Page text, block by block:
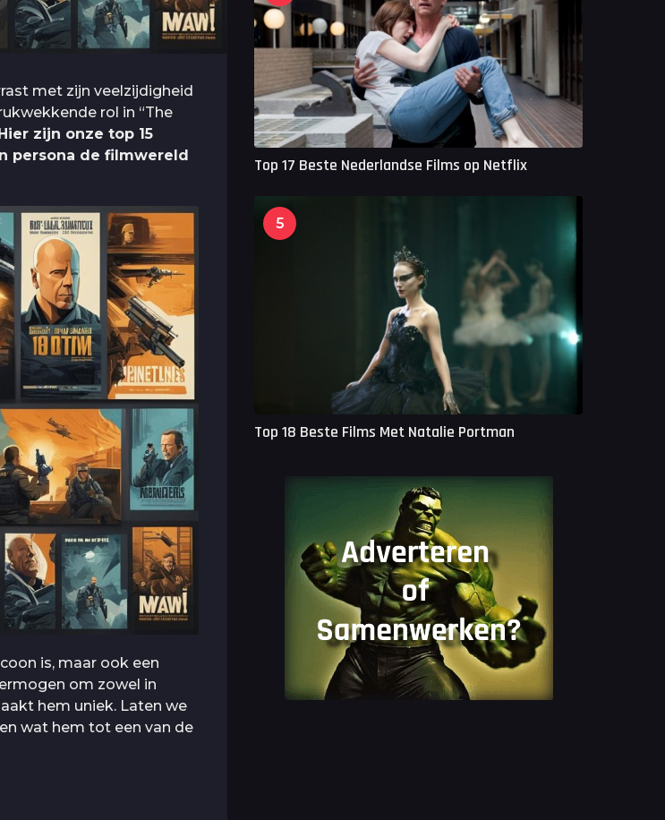
met zijn veelzijdigheid
rol in “The
Hier zijn onze top 15
persona de filmwereld
is, maar ook een
om zowel in
hem uniek. Laten we
wat hem tot een van de
Top 17 Beste Nederlandse Films op Netflix
5
Top 18 Beste Films Met Natalie Portman